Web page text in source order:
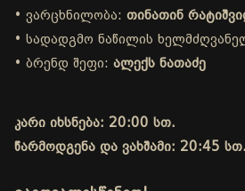
• ვარცხნილობა: თინათინ
• სადადგმო ნაწილის
• ბრენდ შეფი: ალექს ნათაძე
კარი იხსნება: 20:00 სთ.
წარმოდგენა და ვახშამი: 20:45 სთ.